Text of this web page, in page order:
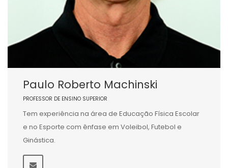
Paulo Roberto Machinski
PROFESSOR DE ENSINO SUPERIOR
Tem experiência na área de Educação Física Escolar
e no Esporte com ênfase em Voleibol, Futebol e
Ginástica.